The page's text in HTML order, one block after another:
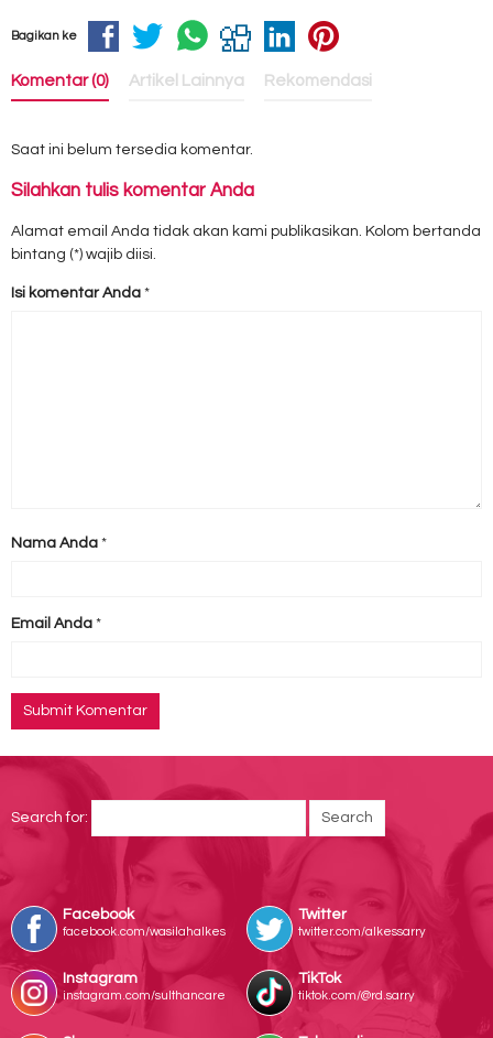
Bagikan ke
Komentar (0) Artikel Lainnya Rekomendasi
Saat ini belum tersedia komentar.
Silahkan tulis komentar Anda
Alamat email Anda tidak akan kami publikasikan. Kolom bertanda
bintang (*) wajib diisi.
Isi komentar Anda *
Nama Anda *
Email Anda *
Search for:
Facebook
facebook.com/wasilahalkes
Twitter
twitter.com/alkessarry
Instagram
instagram.com/sulthancare
TikTok
tiktok.com/@rd.sarry